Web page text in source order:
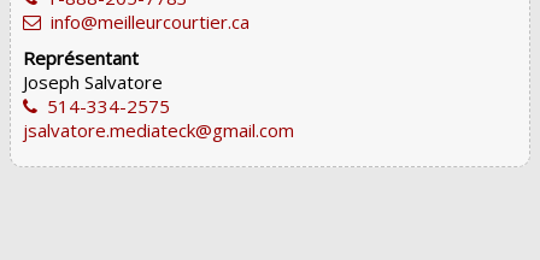
info@meilleurcourtier.ca
Représentant
Joseph Salvatore
514-334-2575
jsalvatore.mediateck@gmail.com